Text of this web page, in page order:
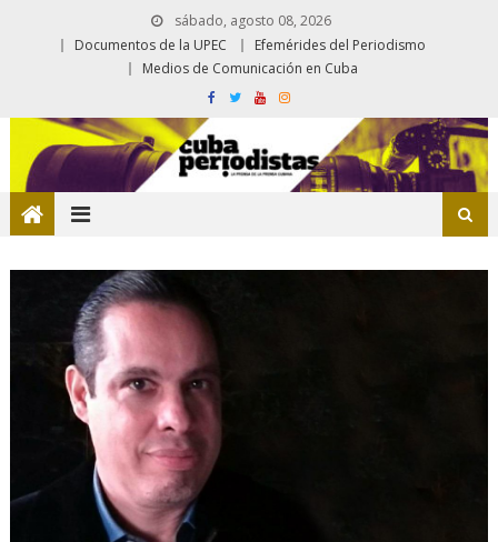
sábado, agosto 08, 2026
Documentos de la UPEC
Efemérides del Periodismo
Medios de Comunicación en Cuba